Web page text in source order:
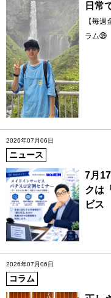
日常
【毎
ラム㊴
2026年07月06日
ニュース
7月
クは
ビス
2026年07月06日
コラム